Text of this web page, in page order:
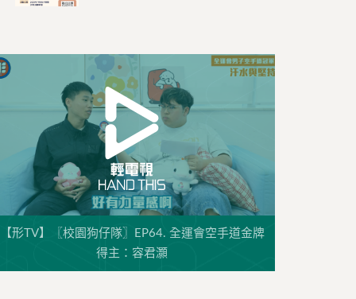
【形TV】〖校園狗仔隊〗EP64. 全運會空手道金牌
得主：容君灝